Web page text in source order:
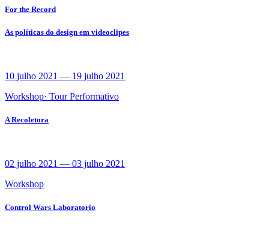
For the Record
As políticas do design em videoclipes
10 julho 2021 — 19 julho 2021
Workshop· Tour Performativo
A Recoletora
02 julho 2021 — 03 julho 2021
Workshop
Control Wars Laboratorio